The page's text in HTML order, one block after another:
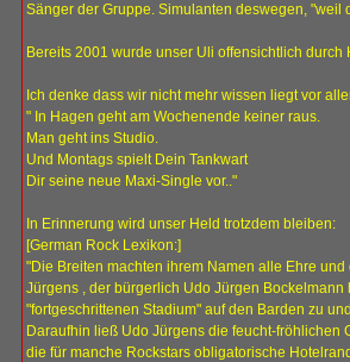
Sänger der Gruppe. Simulanten deswegen, "weil
Bereits 2001 wurde unser Uli offensichtlich durch
Ich denke dass wir nicht mehr wissen liegt vor
" In Hagen geht am Wochenende keiner raus.
Man geht ins Studio.
Und Montags spielt Dein Tankwart
Dir seine neue Maxi-Single vor.."
In Erinnerung wird unser Held trotzdem bleiben:
[German Rock Lexikon:]
"Die Breiten machten ihrem Namen alle Ehre
Jürgens , der bürgerlich Udo Jürgen
"fortgeschrittenen Stadium" auf den Barden zu
Daraufhin ließ Udo Jürgens die feucht-fröhlichen
die für manche Rockstars obligatorische